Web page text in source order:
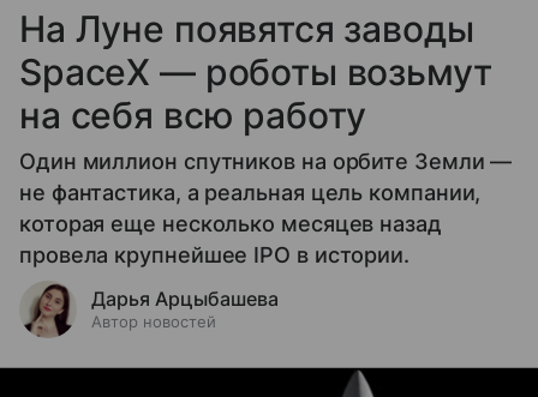
На Луне появятся заводы
SpaceX — роботы возьмут
на себя всю работу
Один миллион спутников на орбите Земли —
не фантастика, а реальная цель компании,
которая еще несколько месяцев назад
провела крупнейшее IPO в истории.
Дарья Арцыбашева
Автор новостей